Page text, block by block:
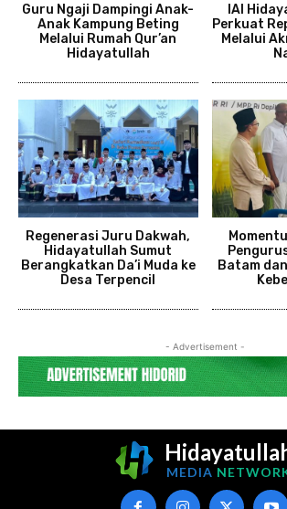
Guru Ngaji Dampingi Anak-
Anak Kampung Beting
Melalui Rumah Qur’an
Hidayatullah
IAI
Perkuat
Melalui
Regenerasi Juru Dakwah,
Hidayatullah Sumut
Berangkatkan Da’i Muda ke
Desa Terpencil
Batam
- Advertisement -
MEDIA